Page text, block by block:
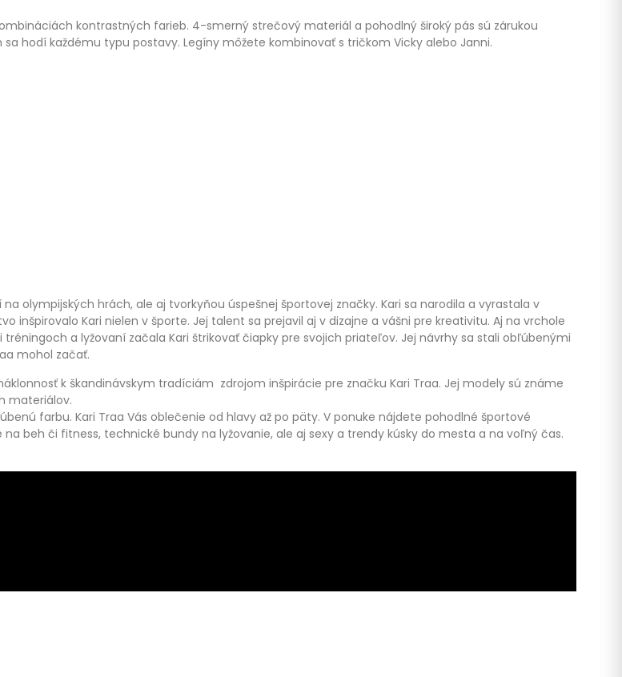
kontrastných farieb. 4-smerný strečový materiál a pohodlný široký pás sú zárukou
hodí každému typu postavy. Legíny môžete kombinovať s tričkom Vicky alebo Janni.
olympijských hrách, ale aj tvorkyňou úspešnej športovej značky. Kari sa narodila a vyrastala v
inšpirovalo Kari nielen v športe. Jej talent sa prejavil aj v dizajne a vášni pre kreativitu. Aj na vrchole
tréningoch a lyžovaní začala Kari štrikovať čiapky pre svojich priateľov. Jej návrhy sa stali obľúbenými
mohol začať.
k škandinávskym tradíciám zdrojom inšpirácie pre značku Kari Traa. Jej modely sú známe
materiálov.
farbu. Kari Traa Vás oblečenie od hlavy až po päty. V ponuke nájdete pohodlné športové
beh či fitness, technické bundy na lyžovanie, ale aj sexy a trendy kúsky do mesta a na voľný čas.